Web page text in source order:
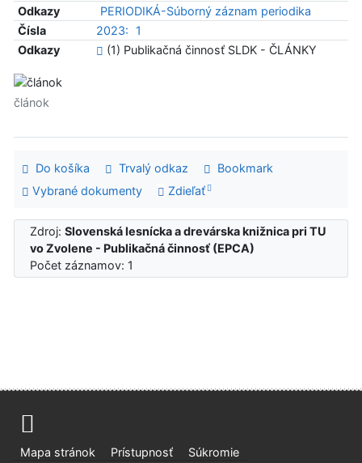
Odkazy
PERIODIKÁ-Súborný záznam periodika
Čísla
2023:
1
Odkazy
(1) Publikačná činnosť SLDK - ČLÁNKY
článok
Do košíka Trvalý odkaz
Bookmark
Vybrané dokumenty
Zdieľať
Zdroj:Slovenská lesnícka a drevárska knižnica pri TU
vo Zvolene - Publikačná činnosť (EPCA)
Počet záznamov: 1
Mapa stránok Prístupnosť Súkromie